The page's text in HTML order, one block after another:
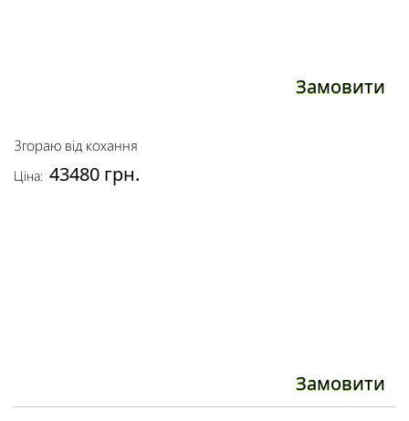
Замовити
Згораю від кохання
Ціна: 43480 грн.
Замовити